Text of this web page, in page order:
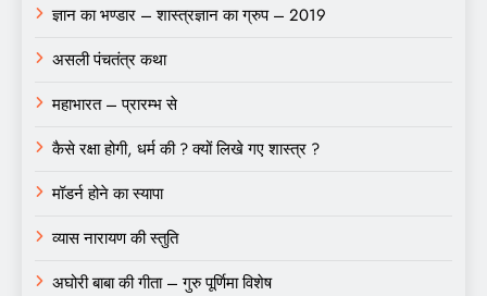
ज्ञान का भण्डार – शास्त्रज्ञान का ग्रुप – 2019
असली पंचतंत्र कथा
महाभारत – प्रारम्भ से
कैसे रक्षा होगी, धर्म की ? क्यों लिखे गए शास्त्र ?
मॉडर्न होने का स्यापा
व्यास नारायण की स्तुति
अघोरी बाबा की गीता – गुरु पूर्णिमा विशेष